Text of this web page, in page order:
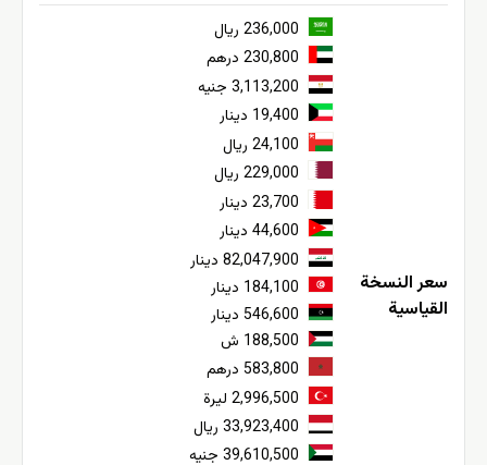
سعر النسخة
القياسية
236,000 ريال
230,800 درهم
3,113,200 جنيه
19,400 دينار
24,100 ريال
229,000 ريال
23,700 دينار
44,600 دينار
82,047,900 دينار
184,100 دينار
546,600 دينار
188,500 ش
583,800 درهم
2,996,500 ليرة
33,923,400 ريال
39,610,500 جنيه